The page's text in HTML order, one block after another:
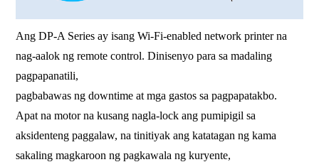
Ang DP-A Series ay isang Wi-Fi-enabled network printer na
nag-aalok ng remote control. Dinisenyo para sa madaling
pagpapanatili,
pagbabawas ng downtime at mga gastos sa pagpapatakbo.
Apat na motor na kusang nagla-lock ang pumipigil sa
aksidenteng paggalaw, na tinitiyak ang katatagan ng kama
sakaling magkaroon ng pagkawala ng kuryente,